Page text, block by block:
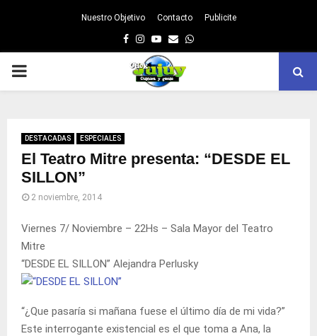
Nuestro Objetivo Contacto Publicite
Facebook
Instagram
Youtube
EmailWhatsapp
PRIMARY
DESTACADAS ESPECIALES
El Teatro Mitre presenta: “DESDE EL
SILLON”
2 noviembre, 2014
Viernes 7/ Noviembre – 22Hs – Sala Mayor del Teatro
Mitre
“DESDE EL SILLON” Alejandra Perlusky
“¿Que pasaría si mañana fuese el último día de mi vida?”
Este interrogante existencial es el que toma a Ana, la